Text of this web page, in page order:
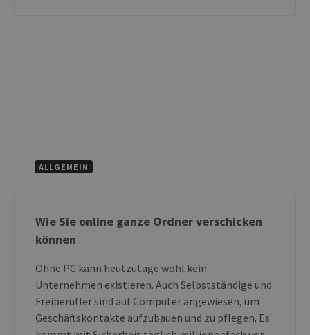
ALLGEMEIN
Wie Sie online ganze Ordner verschicken
können
Ohne PC kann heutzutage wohl kein
Unternehmen existieren. Auch Selbstständige und
Freiberufler sind auf Computer angewiesen, um
Geschäftskontakte aufzubauen und zu pflegen. Es